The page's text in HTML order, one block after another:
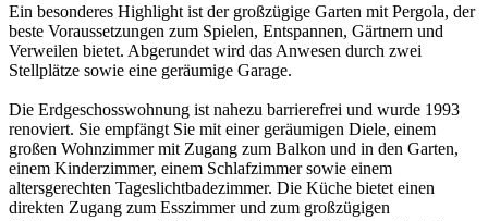
Ein besonderes Highlight ist der großzügige Garten mit Pergola, der
beste Voraussetzungen zum Spielen, Entspannen, Gärtnern und
Verweilen bietet. Abgerundet wird das Anwesen durch zwei
Stellplätze sowie eine geräumige Garage.
Die Erdgeschosswohnung ist nahezu barrierefrei und wurde 1993
renoviert. Sie empfängt Sie mit einer geräumigen Diele, einem
großen Wohnzimmer mit Zugang zum Balkon und in den Garten,
einem Kinderzimmer, einem Schlafzimmer sowie einem
altersgerechten Tageslichtbadezimmer. Die Küche bietet einen
direkten Zugang zum Esszimmer und zum großzügigen